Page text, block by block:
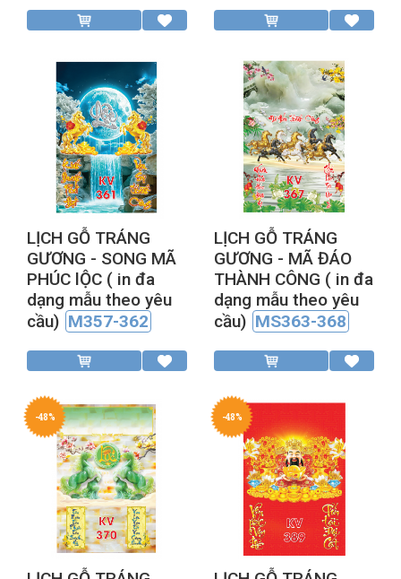
LỊCH GỖ TRÁNG
GƯƠNG - SONG MÃ
PHÚC lỘC ( in đa
dạng mẫu theo yêu
cầu) M357-362
LỊCH GỖ TRÁNG
GƯƠNG - MÃ ĐÁO
THÀNH CÔNG ( in đa
dạng mẫu theo yêu
cầu) MS363-368
-48% -48%